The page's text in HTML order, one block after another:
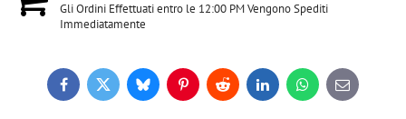
Gli Ordini Effettuati entro le 12:00 PM Vengono Spediti
Immediatamente
FacebookTwitterBlueskyPinterestReddit LinkedInWhatsApp
E-
mail